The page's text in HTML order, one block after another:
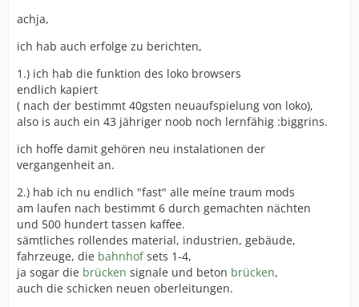
achja,
ich hab auch erfolge zu berichten,
1.) ich hab die funktion des loko browsers
endlich kapiert
( nach der bestimmt 40gsten neuaufspielung von loko),
also is auch ein 43 jähriger noob noch lernfähig :biggrins.
ich hoffe damit gehören neu instalationen der
vergangenheit an.
2.) hab ich nu endlich "fast" alle meíne traum mods
am laufen nach bestimmt 6 durch gemachten nächten
und 500 hundert tassen kaffee.
sämtliches rollendes material, industrien, gebäude,
fahrzeuge, die bahnhofsets 1-4,
ja sogar die brücken signale und beton brücken,
auch die schicken neuen oberleitungen.